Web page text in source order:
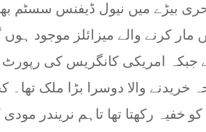
بیڑے میں نیول ڈیفنس
مار کرنے والے میزائلز موجود
خریدنے والا دوسرا بڑا ملک
کو خفیہ رکھتا تھا تاہم نریندر